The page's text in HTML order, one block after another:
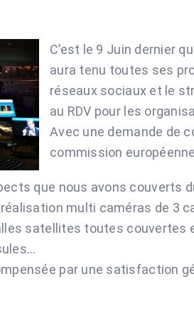
C’est le 9 Juin dernier
aura tenu toutes ses
réseaux sociaux et le
au RDV pour les
Avec une demande de
commission
que nous avons couverts
multi caméras de 3
satellites toutes couvertes
par une satisfaction